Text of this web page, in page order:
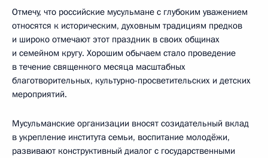
Отмечу, что российские мусульмане с глубоким уважением
относятся к историческим, духовным традициям предков
и широко отмечают этот праздник в своих общинах
и семейном кругу. Хорошим обычаем стало проведение
в течение священного месяца масштабных
благотворительных, культурно-просветительских и детских
мероприятий.
Мусульманские организации вносят созидательный вклад
в укрепление института семьи, воспитание молодёжи,
развивают конструктивный диалог с государственными